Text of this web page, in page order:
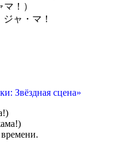
！）
ャ・マ！
Звёздная сцена»